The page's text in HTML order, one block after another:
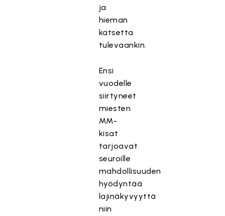
ja
hieman
katsetta
tulevaankin.
Ensi
vuodelle
siirtyneet
miesten
MM-
kisat
tarjoavat
seuroille
mahdollisuuden
hyödyntää
lajinäkyvyyttä
niin